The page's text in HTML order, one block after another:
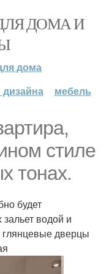
ДОМА И
дома
дизайна мебель
стиле
тонах.
будет
водой и
глянцевые дверцы